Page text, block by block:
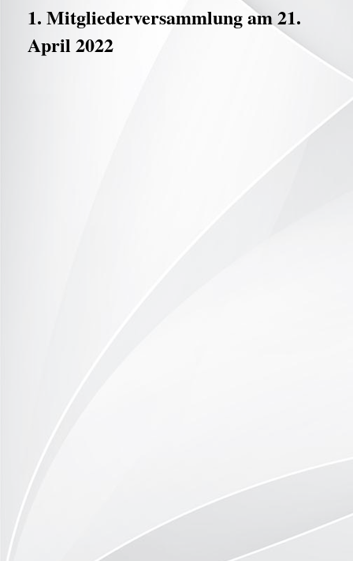
1. Mitgliederversammlung am 21.
April 2022